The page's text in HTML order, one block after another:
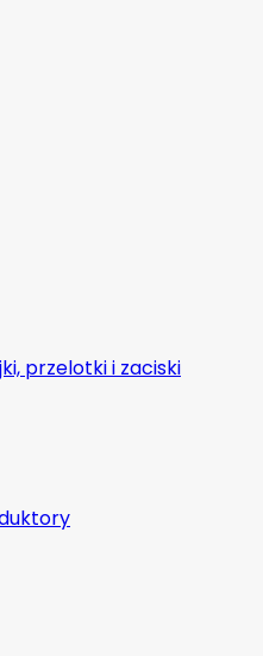
przelotki i zaciski